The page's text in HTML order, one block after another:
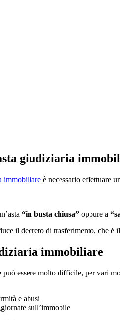
giudiziaria
immobiliare è necessario effettuare
“in busta chiusa” oppure a
il decreto di trasferimento, che è
immobiliare
può essere molto difficile, per vari
e abusi
sull’immobile